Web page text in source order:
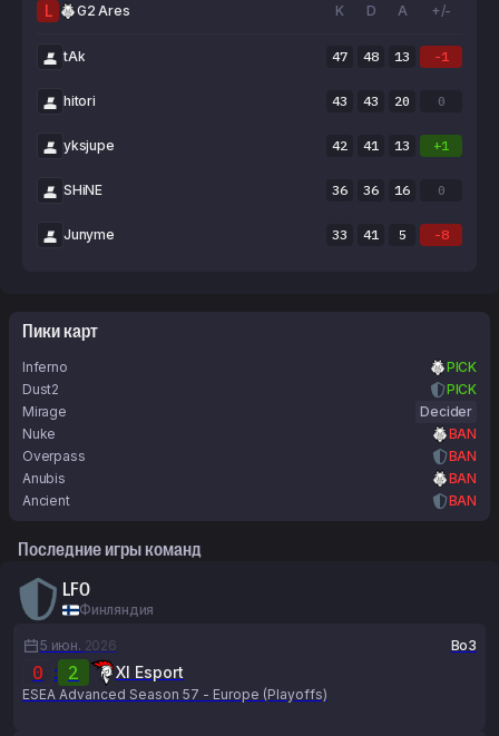
L G2 Ares K D A +/-
tAk 47 48 13 -1
hitori 43 43 20 0
yksjupe 42 41 13 +1
SHiNE 36 36 16 0
Junyme 33 41 5 -8
Пики карт
Inferno
PICK
Dust2
PICK
Mirage
Decider
Nuke
BAN
Overpass
BAN
Anubis
BAN
Ancient
BAN
Последние игры команд
LFO
Финляндия
5 июн. 2026 Bo3
0 : 2 XI Esport
ESEA Advanced Season 57 - Europe (Playoffs)